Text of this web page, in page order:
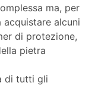
ma, per
alcuni
di protezione,
pietra
di tutti gli